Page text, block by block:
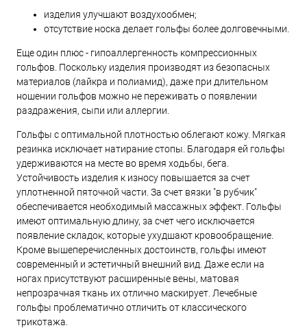
изделия улучшают воздухообмен;
отсутствие носка делает гольфы более долговечными.
Еще один плюс - гипоаллергенность компрессионных
гольфов. Поскольку изделия производят из безопасных
материалов (лайкра и полиамид), даже при длительном
ношении гольфов можно не переживать о появлении
раздражения, сыпи или аллергии.
Гольфы с оптимальной плотностью облегают кожу. Мягкая
резинка исключает натирание стопы. Благодаря ей гольфы
удерживаются на месте во время ходьбы, бега.
Устойчивость изделия к износу повышается за счет
уплотненной пяточной части. За счет вязки "в рубчик"
обеспечивается необходимый массажных эффект. Гольфы
имеют оптимальную длину, за счет чего исключается
появление складок, которые ухудшают кровообращение.
Кроме вышеперечисленных достоинств, гольфы имеют
современный и эстетичный внешний вид. Даже если на
ногах присутствуют расширенные вены, матовая
непрозрачная ткань их отлично маскирует. Лечебные
гольфы проблематично отличить от классического
трикотажа.